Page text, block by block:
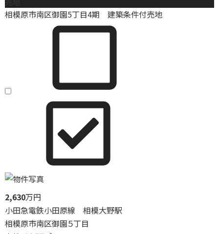
相模原市南区御園5丁目4期 建築条件付売地
2,630万円
小田急電鉄小田原線 相模大野駅
相模原市南区御園５丁目